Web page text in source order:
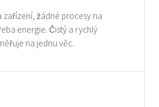
zařízení, žádné procesy na
energie. Čistý a rychlý
na jednu věc.